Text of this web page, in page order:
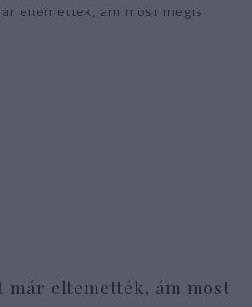
már eltemették, ám most